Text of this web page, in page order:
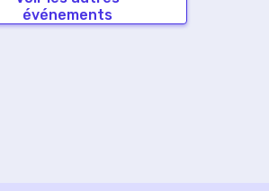
événements